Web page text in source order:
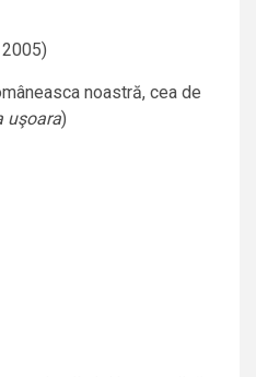
noastră, cea de
uşoara)